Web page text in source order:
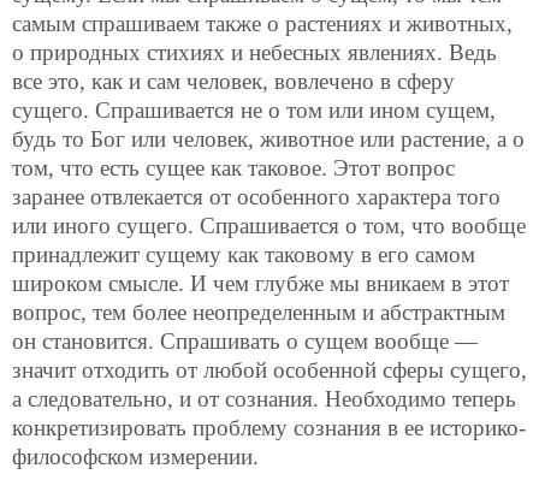
самым спрашиваем также о растениях и животных,
о природных стихиях и небесных явлениях. Ведь
все это, как и сам человек, вовлечено в сферу
сущего. Спрашивается не о том или ином сущем,
будь то Бог или человек, животное или растение, а о
том, что есть сущее как таковое. Этот вопрос
заранее отвлекается от особенного характера того
или иного сущего. Спрашивается о том, что вообще
принадлежит сущему как таковому в его самом
широком смысле. И чем глубже мы вникаем в этот
вопрос, тем более неопределенным и абстрактным
он становится. Спрашивать о сущем вообще —
значит отходить от любой особенной сферы сущего,
а следовательно, и от сознания. Необходимо теперь
конкретизировать проблему сознания в ее историко-
философском измерении.